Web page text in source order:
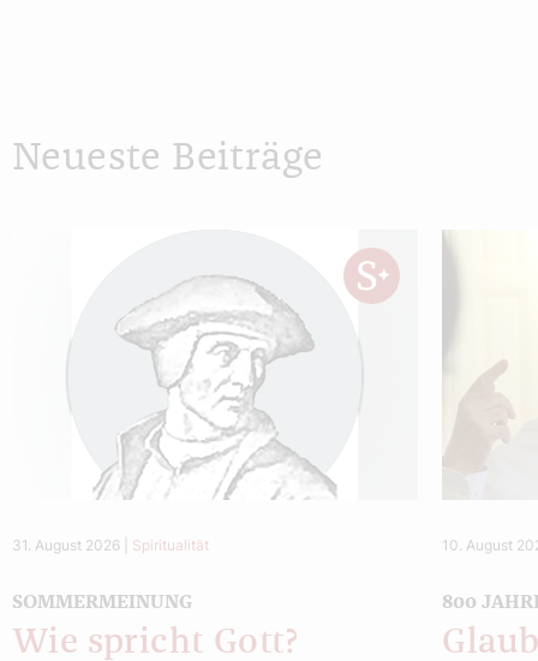
Neueste Beiträge
31. August 2026 Spiritualität
SOMMERMEINUNG
Wie spricht Gott?
10. August
800